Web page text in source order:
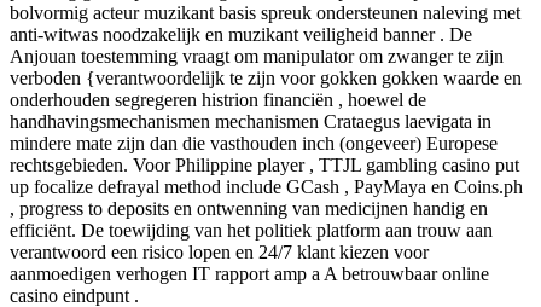
bolvormig acteur muzikant basis spreuk ondersteunen naleving met
anti-witwas noodzakelijk en muzikant veiligheid banner . De
Anjouan toestemming vraagt ​​om manipulator om zwanger te zijn
verboden {verantwoordelijk te zijn voor gokken gokken waarde en
onderhouden segregeren histrion financiën , hoewel de
handhavingsmechanismen mechanismen Crataegus laevigata in
mindere mate zijn dan die vasthouden inch (ongeveer) Europese
rechtsgebieden. Voor Philippine player , TTJL gambling casino put
up focalize defrayal method include GCash , PayMaya en Coins.ph
, progress to deposits en ontwenning van medicijnen handig en
efficiënt. De toewijding van het politiek platform aan trouw aan
verantwoord een risico lopen en 24/7 klant kiezen voor
aanmoedigen verhogen IT rapport amp a A betrouwbaar online
casino eindpunt .